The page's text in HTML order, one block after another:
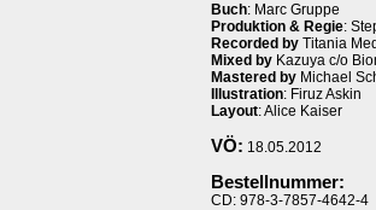
Buch: Marc Gruppe
Produktion & Regie:
Recorded by Titania
Mixed by Kazuya c/o
Mastered by Michael
Illustration: Firuz Askin
Layout: Alice Kaiser
VÖ: 18.05.2012
Bestellnummer:
CD: 978-3-7857-4642-4